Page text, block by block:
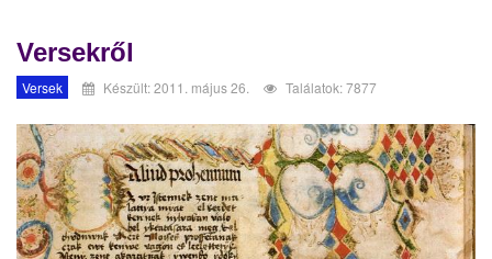
Versekről
Versek Készült: 2011. május 26. Találatok: 7877